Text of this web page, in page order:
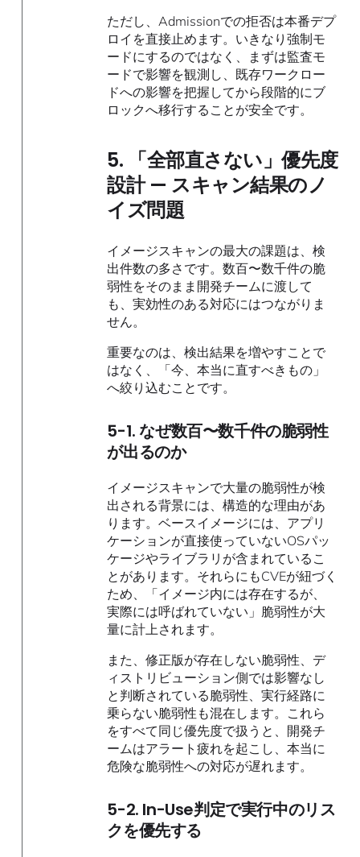
ただし、Admissionでの拒否は本番デプ
ロイを直接止めます。いきなり強制モ
ードにするのではなく、まずは監査モ
ードで影響を観測し、既存ワークロー
ドへの影響を把握してから段階的にブ
ロックへ移行することが安全です。
5. 「全部直さない」優先度
設計 — スキャン結果のノ
イズ問題
イメージスキャンの最大の課題は、検
出件数の多さです。数百〜数千件の脆
弱性をそのまま開発チームに渡して
も、実効性のある対応にはつながりま
せん。
重要なのは、検出結果を増やすことで
はなく、「今、本当に直すべきもの」
へ絞り込むことです。
5-1. なぜ数百〜数千件の脆弱性
が出るのか
イメージスキャンで大量の脆弱性が検
出される背景には、構造的な理由があ
ります。ベースイメージには、アプリ
ケーションが直接使っていないOSパッ
ケージやライブラリが含まれているこ
とがあります。それらにもCVEが紐づく
ため、「イメージ内には存在するが、
実際には呼ばれていない」脆弱性が大
量に計上されます。
また、修正版が存在しない脆弱性、デ
ィストリビューション側では影響なし
と判断されている脆弱性、実行経路に
乗らない脆弱性も混在します。これら
をすべて同じ優先度で扱うと、開発チ
ームはアラート疲れを起こし、本当に
危険な脆弱性への対応が遅れます。
5-2. In-Use判定で実行中のリス
クを優先する